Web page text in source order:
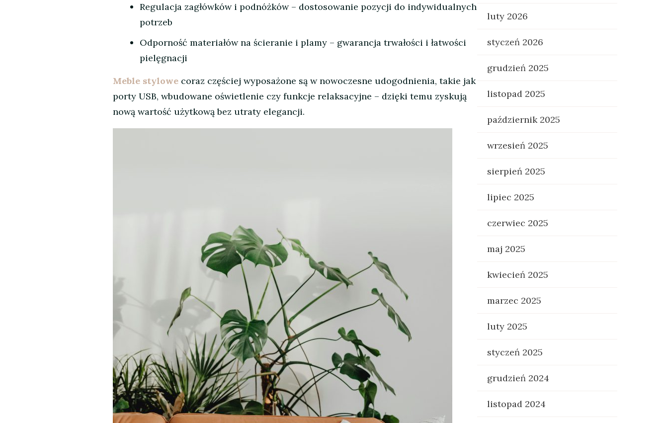
Regulacja zagłówków i podnóżków – dostosowanie pozycji do indywidualnych
potrzeb
Odporność materiałów na ścieranie i plamy – gwarancja trwałości i łatwości
pielęgnacji
Meble stylowe coraz częściej wyposażone są w nowoczesne udogodnienia, takie jak
porty USB, wbudowane oświetlenie czy funkcje relaksacyjne – dzięki temu zyskują
nową wartość użytkową bez utraty elegancji.
luty 2026
styczeń 2026
grudzień 2025
listopad 2025
październik 2025
wrzesień 2025
sierpień 2025
lipiec 2025
czerwiec 2025
maj 2025
kwiecień 2025
marzec 2025
luty 2025
styczeń 2025
grudzień 2024
listopad 2024